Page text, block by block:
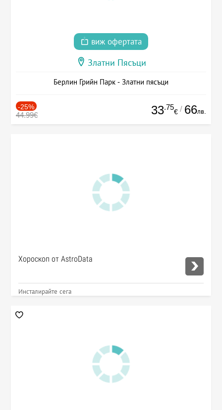
виж офертата
Златни Пясъци
Берлин Грийн Парк - Златни пясъци
-25%
44.99€ 33.75
€ / 66лв.
Хороскоп от AstroData
Инсталирайте сега